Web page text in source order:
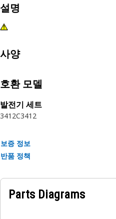
설명
사양
호환 모델
발전기 세트
3412C3412
보증 정보
반품 정책
Parts Diagrams